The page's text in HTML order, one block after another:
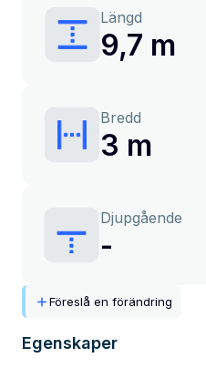
Längd
9,7 m
Bredd
3 m
Djupgående
-
Föreslå en förändring
Egenskaper